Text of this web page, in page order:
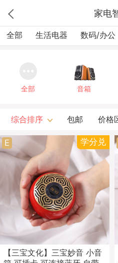
家电
全部 生活电器 数码/办公
全部 音箱
综合排序 包邮 价格
E 学分兑
【三宝文化】三宝妙音 小音